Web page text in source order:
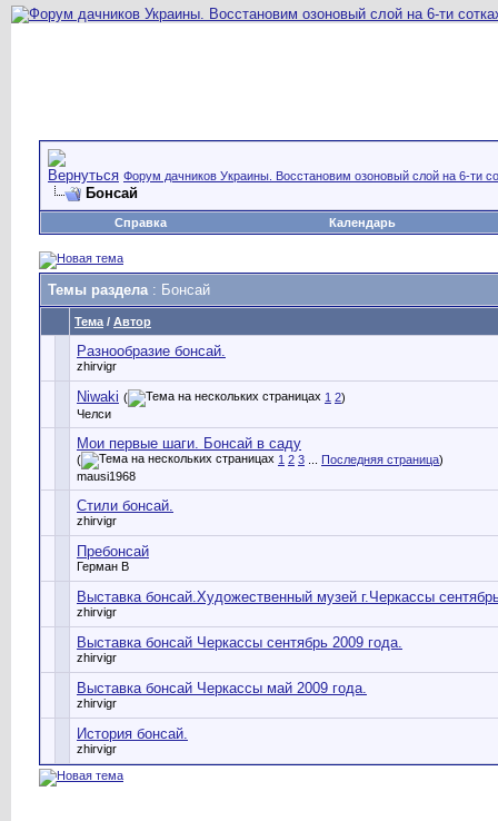
Форум дачников Украины. Восстановим озоновый слой на 6-ти
Бонсай
Справка Календарь
Темы раздела: Бонсай
Тема / Автор
Разнообразие бонсай.
zhirvigr
Niwaki ( 1 2)
Челси
Мои первые шаги. Бонсай в саду
( 1 2 3 Последняя страница)
mausi1968
Стили бонсай.
zhirvigr
Пребонсай
Герман В
Выставка бонсай.Художественный музей г.Черкассы
zhirvigr
Выставка бонсай Черкассы сентябрь 2009 года.
zhirvigr
Выставка бонсай Черкассы май 2009 года.
zhirvigr
История бонсай.
zhirvigr